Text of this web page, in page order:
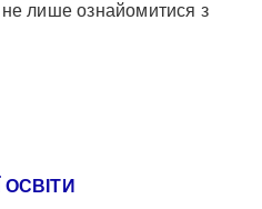
не лише ознайомитися з